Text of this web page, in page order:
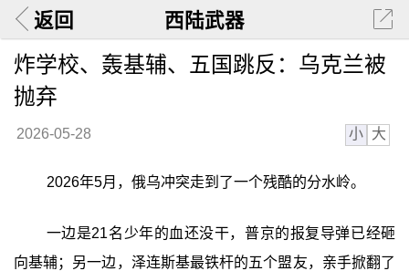
返回 西陆武器
炸学校、轰基辅、五国跳反：乌克兰被
抛弃
2026-05-28 小 大
2026年5月，俄乌冲突走到了一个残酷的分水岭。
一边是21名少年的血还没干，普京的报复导弹已经砸
向基辅；另一边，泽连斯基最铁杆的五个盟友，亲手掀翻了